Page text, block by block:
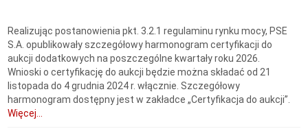
Realizując postanowienia pkt. 3.2.1 regulaminu rynku mocy, PSE
S.A. opublikowały szczegółowy harmonogram certyfikacji do
aukcji dodatkowych na poszczególne kwartały roku 2026.
Wnioski o certyfikację do aukcji będzie można składać od 21
listopada do 4 grudnia 2024 r. włącznie. Szczegółowy
harmonogram dostępny jest w zakładce „Certyfikacja do aukcji”.
Więcej...